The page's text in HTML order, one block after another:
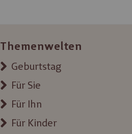
Themenwelten
Geburtstag
Für Sie
Für Ihn
Für Kinder